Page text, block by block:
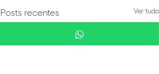
Posts recentes Ver tudo